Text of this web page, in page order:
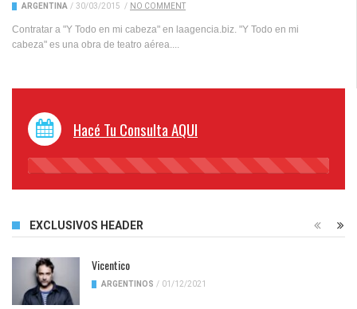
ARGENTINA / 30/03/2015 / NO COMMENT
Contratar a "Y Todo en mi cabeza" en laagencia.biz. "Y Todo en mi
cabeza" es una obra de teatro aérea....
Hacé Tu Consulta AQUI
45%
EXCLUSIVOS HEADER
Vicentico
ARGENTINOS / 01/12/2021